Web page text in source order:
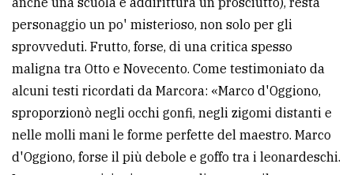
personaggio un po' misterioso, non solo per gli
sprovveduti. Frutto, forse, di una critica spesso
maligna tra Otto e Novecento. Come testimoniato da
alcuni testi ricordati da Marcora: «Marco d'Oggiono,
sproporzionò negli occhi gonfi, negli zigomi distanti e
nelle molli mani le forme perfette del maestro. Marco
d'Oggiono, forse il più debole e goffo tra i leonardeschi.